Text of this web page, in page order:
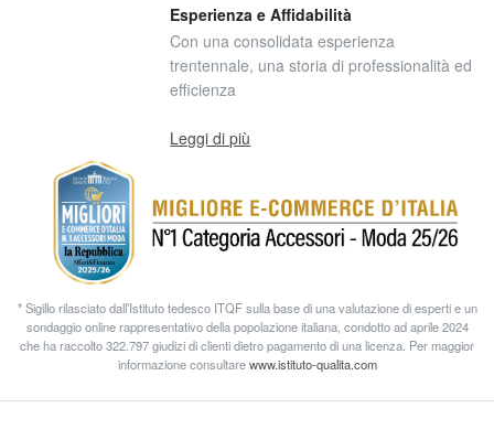
Esperienza e Affidabilità
Con una consolidata esperienza
trentennale, una storia di professionalità ed
efficienza
Leggi di più
* Sigillo rilasciato dall’Istituto tedesco ITQF sulla base di una valutazione di esperti e un
sondaggio online rappresentativo della popolazione italiana, condotto ad aprile 2024
che ha raccolto 322.797 giudizi di clienti dietro pagamento di una licenza. Per maggior
informazione consultarewww.istituto-qualita.com